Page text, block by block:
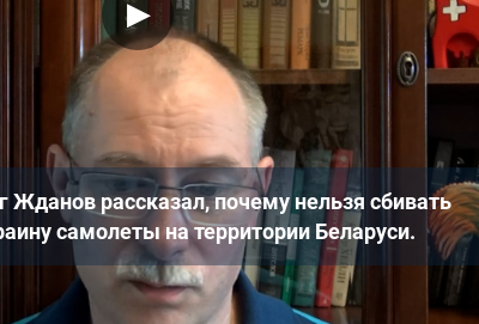
Жданов рассказал, почему нельзя сбивать
самолеты на территории Беларуси.